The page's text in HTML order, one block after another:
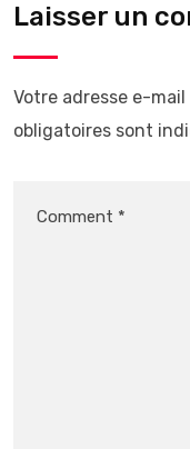
Laisser un
Votre adresse e-mail
obligatoires sont